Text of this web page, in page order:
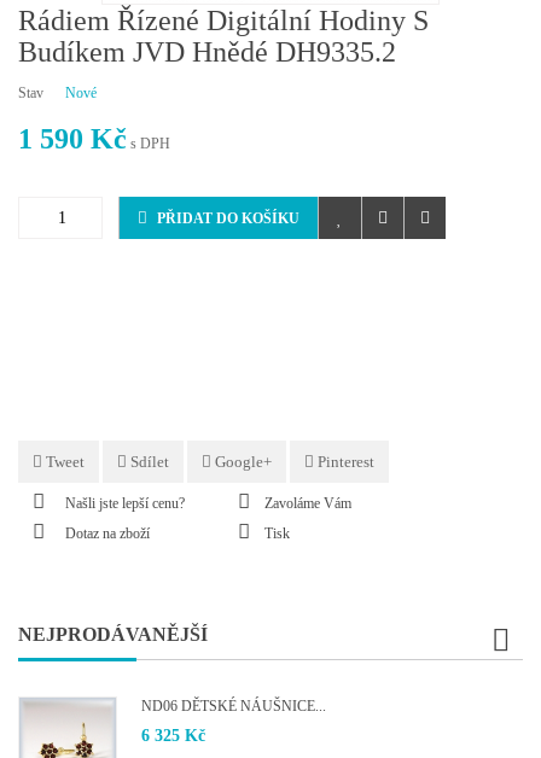
Rádiem Řízené Digitální Hodiny S
Budíkem JVD Hnědé DH9335.2
Stav Nové
1 590 Kč s DPH
PŘIDAT DO KOŠÍKU
Tweet Sdílet Google+ Pinterest
Našli jste lepší cenu?
Zavoláme Vám
Dotaz na zboží
Tisk
NEJPRODÁVANĚJŠÍ
ND06 DĚTSKÉ NÁUŠNICE...
6 325 Kč